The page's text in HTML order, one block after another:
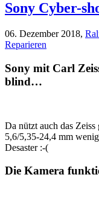
Sony Cyber-
06. Dezember 2018,
Reparieren
Sony mit Carl
blind…
Da nützt auch das Zeiss
5,6/5,35-24,4 mm
Desaster :-(
Die Kamera